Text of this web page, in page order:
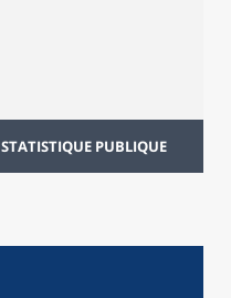
PUBLIQUE